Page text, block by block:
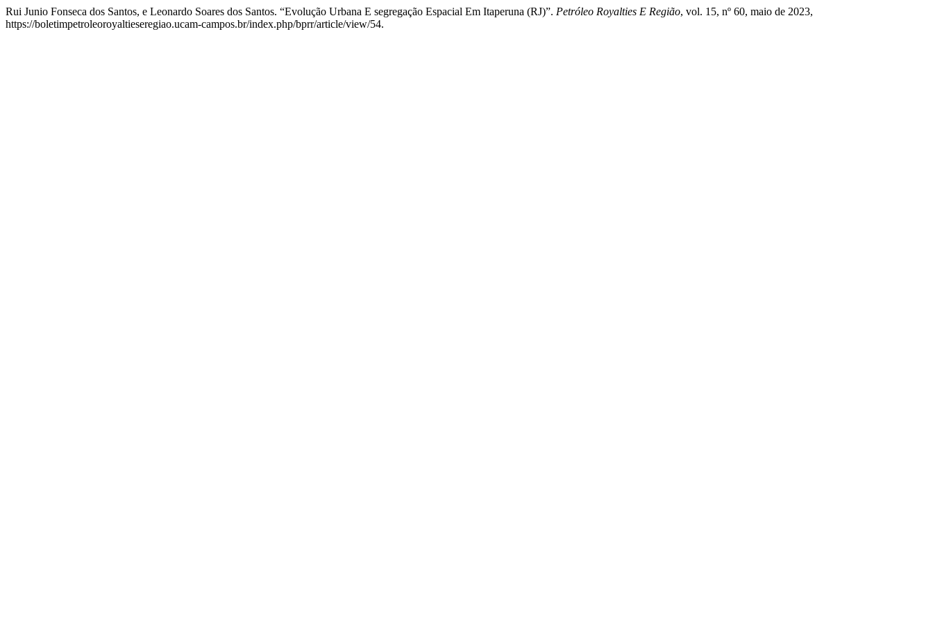
Rui Junio Fonseca dos Santos, e Leonardo Soares dos Santos. “Evolução Urbana E segregação Espacial Em Itaperuna (RJ)”. Petróleo Royalties E Região, vol. 15, nº 60, maio de 2023,
https://boletimpetroleoroyaltieseregiao.ucam-campos.br/index.php/bprr/article/view/54.